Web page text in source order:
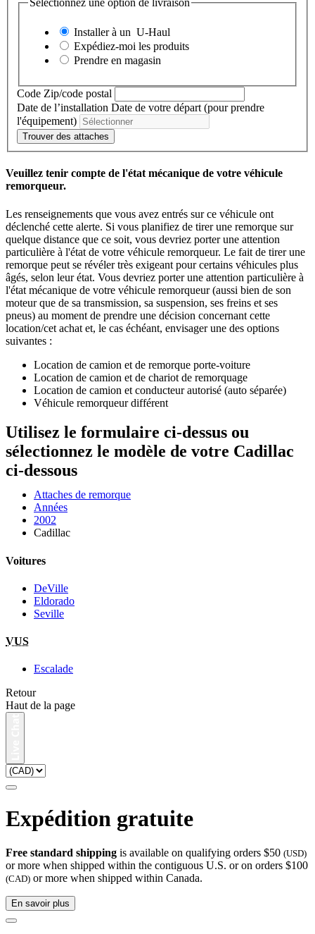
Sélectionnez une option de livraison
Installer à un U-Haul
Expédiez-moi les produits
Prendre en magasin
Code Zip/code postal
Date de l’installation Date de votre départ (pour prendre
l'équipement)
Trouver des attaches
Veuillez tenir compte de l'état mécanique de votre véhicule
remorqueur.
Les renseignements que vous avez entrés sur ce véhicule ont
déclenché cette alerte. Si vous planifiez de tirer une remorque sur
quelque distance que ce soit, vous devriez porter une attention
particulière à l'état de votre véhicule remorqueur. Le fait de tirer une
remorque peut se révéler très exigeant pour certains véhicules plus
âgés, selon leur état. Vous devriez porter une attention particulière à
l'état mécanique de votre véhicule remorqueur (aussi bien de son
moteur que de sa transmission, sa suspension, ses freins et ses
pneus) au moment de prendre une décision concernant cette
location/cet achat et, le cas échéant, envisager une des options
suivantes :
Location de camion et de remorque porte-voiture
Location de camion et de chariot de remorquage
Location de camion et conducteur autorisé (auto séparée)
Véhicule remorqueur différent
Utilisez le formulaire ci-dessus ou
sélectionnez le modèle de votre Cadillac
ci-dessous
Attaches de remorque
Années
2002
Cadillac
Voitures
DeVille
Eldorado
Seville
VUS
Escalade
Retour
Haut de la page
Expédition gratuite
Free standard shipping is available on qualifying orders $50 (USD)
or more when shipped within the contiguous U.S. or on orders $100
(CAD) or more when shipped within Canada.
En savoir plus